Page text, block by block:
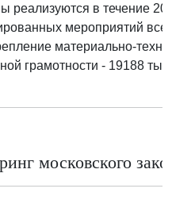
реализуются в течение
мероприятий
материально-
грамотности - 19188
московского